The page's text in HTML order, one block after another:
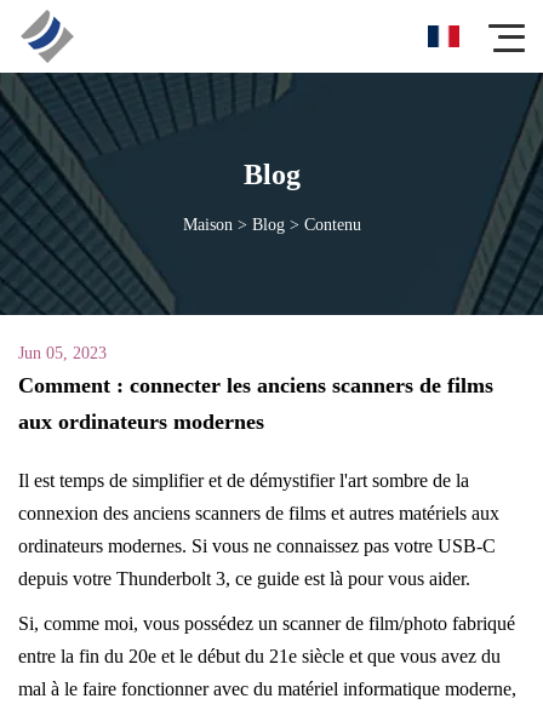
Blog
Maison > Blog> Contenu
Jun 05, 2023
Comment : connecter les anciens scanners de films
aux ordinateurs modernes
Il est temps de simplifier et de démystifier l'art sombre de la
connexion des anciens scanners de films et autres matériels aux
ordinateurs modernes. Si vous ne connaissez pas votre USB-C
depuis votre Thunderbolt 3, ce guide est là pour vous aider.
Si, comme moi, vous possédez un scanner de film/photo fabriqué
entre la fin du 20e et le début du 21e siècle et que vous avez du
mal à le faire fonctionner avec du matériel informatique moderne,